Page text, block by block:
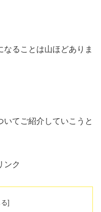
ることは山ほどありま
てご紹介していこうと
ンク